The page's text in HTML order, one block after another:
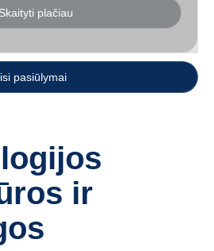
Skaityti plačiau
pasiūlymai
ir